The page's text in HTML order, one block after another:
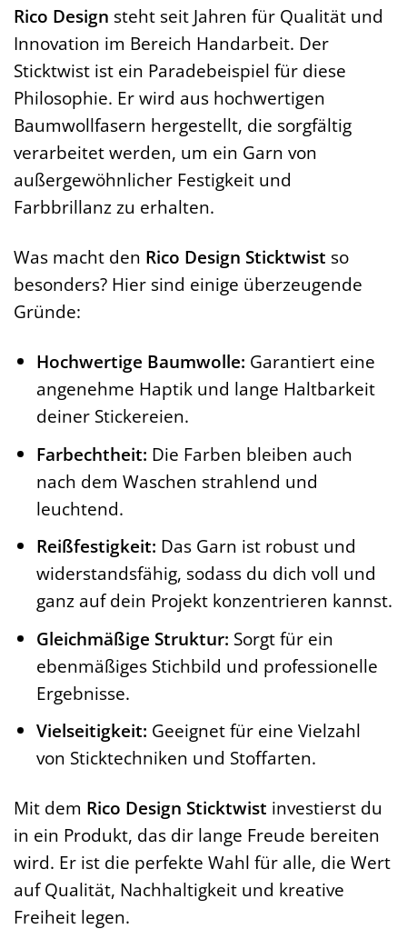
Rico Design steht seit Jahren für Qualität und
Innovation im Bereich Handarbeit. Der
Sticktwist ist ein Paradebeispiel für diese
Philosophie. Er wird aus hochwertigen
Baumwollfasern hergestellt, die sorgfältig
verarbeitet werden, um ein Garn von
außergewöhnlicher Festigkeit und
Farbbrillanz zu erhalten.
Was macht den Rico Design Sticktwist so
besonders? Hier sind einige überzeugende
Gründe:
Hochwertige Baumwolle: Garantiert eine
angenehme Haptik und lange Haltbarkeit
deiner Stickereien.
Farbechtheit: Die Farben bleiben auch
nach dem Waschen strahlend und
leuchtend.
Reißfestigkeit: Das Garn ist robust und
widerstandsfähig, sodass du dich voll und
ganz auf dein Projekt konzentrieren kannst.
Gleichmäßige Struktur: Sorgt für ein
ebenmäßiges Stichbild und professionelle
Ergebnisse.
Vielseitigkeit: Geeignet für eine Vielzahl
von Sticktechniken und Stoffarten.
Mit dem Rico Design Sticktwist investierst du
in ein Produkt, das dir lange Freude bereiten
wird. Er ist die perfekte Wahl für alle, die Wert
auf Qualität, Nachhaltigkeit und kreative
Freiheit legen.